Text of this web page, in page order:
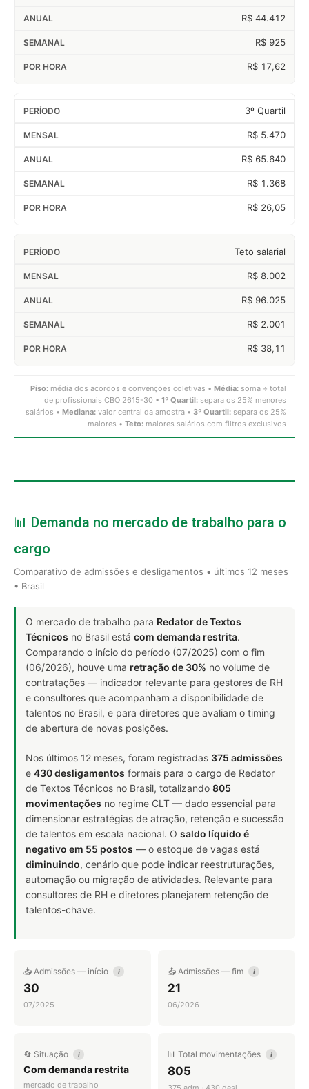
R$ 44.412
R$ 925
R$ 17,62
3º Quartil
R$ 5.470
R$ 65.640
R$ 1.368
R$ 26,05
Teto salarial
R$ 8.002
R$ 96.025
R$ 2.001
R$ 38,11
Piso: média dos acordos e convenções coletivas • Média: soma ÷ total
de profissionais CBO 2615-30 • 1º Quartil: separa os 25% menores
salários • Mediana: valor central da amostra • 3º Quartil: separa os 25%
maiores • Teto: maiores salários com filtros exclusivos
📊 Demanda no mercado de trabalho para o
cargo
Comparativo de admissões e desligamentos • últimos 12 meses
• Brasil
O mercado de trabalho para Redator de Textos
Técnicos no Brasil está com demanda restrita.
Comparando o início do período (07/2025) com o fim
(06/2026), houve uma retração de 30% no volume de
contratações — indicador relevante para gestores de RH
e consultores que acompanham a disponibilidade de
talentos no Brasil, e para diretores que avaliam o timing
de abertura de novas posições.
Nos últimos 12 meses, foram registradas 375 admissões
e 430 desligamentos formais para o cargo de Redator
de Textos Técnicos no Brasil, totalizando 805
movimentações no regime CLT — dado essencial para
dimensionar estratégias de atração, retenção e sucessão
de talentos em escala nacional. O saldo líquido é
negativo em 55 postos — o estoque de vagas está
diminuindo, cenário que pode indicar reestruturações,
automação ou migração de atividades. Relevante para
consultores de RH e diretores planejarem retenção de
talentos-chave.
📥 Admissões — início i
30
07/2025
📤 Admissões — fim i
21
06/2026
🔄 Situação i
Com demanda restrita
mercado de trabalho
📊 Total movimentações i
805